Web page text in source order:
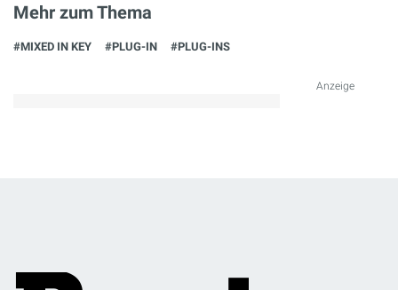
Mehr zum Thema
#MIXED IN KEY #PLUG-IN #PLUG-INS
Anzeige